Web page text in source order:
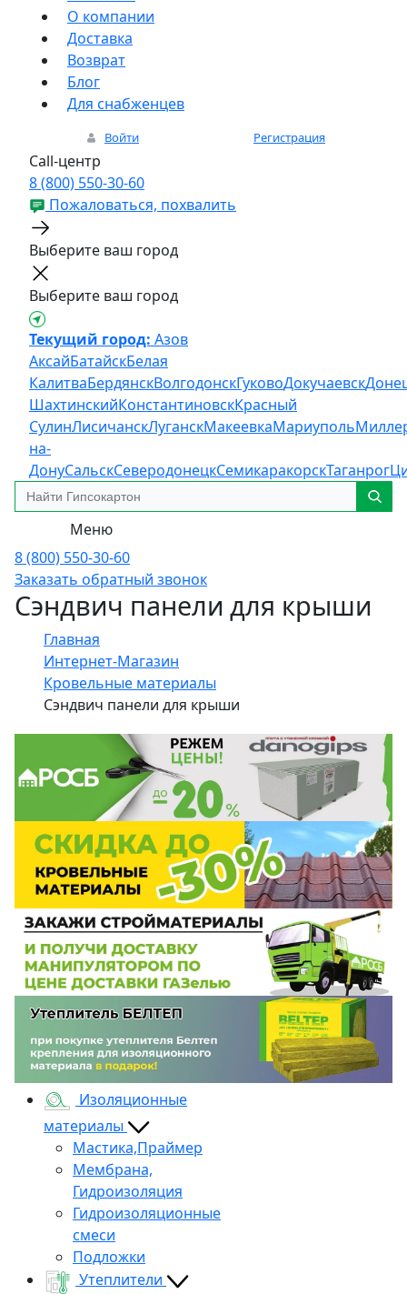
О компании
Доставка
Возврат
Блог
Для снабженцев
Войти Регистрация
Call-центр
8 (800) 550-30-60
Пожаловаться, похвалить
Выберите ваш город
Выберите ваш город
Текущий город: Азов
АксайБатайскБелая
КалитваБердянскВолгодонскГуковоДокучаевск
ШахтинскийКонстантиновскКрасный
СулинЛисичанскЛуганскМакеевкаМариуполь
на-
ДонуСальскСеверодонецкСемикаракорскТаганрог
Меню
8 (800) 550-30-60
Заказать обратный звонок
Сэндвич панели для крыши
Главная
Интернет-Магазин
Кровельные материалы
Сэндвич панели для крыши
Изоляционные
материалы
Мастика,Праймер
Мембрана,
Гидроизоляция
Гидроизоляционные
смеси
Подложки
Утеплители